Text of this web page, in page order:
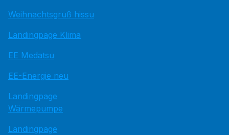
Weihnachtsgruß hissu
Landingpage Klima
EE Medatsu
EE-Energie neu
Landingpage
Wärmepumpe
Landingpage